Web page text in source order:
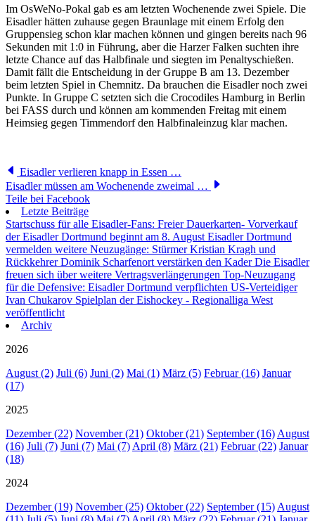
Im OsWeNo-Pokal gab es am letzten Wochenende zwei Spiele. Die
Eisadler hätten zuhause gegen Braunlage mit einem Erfolg den
Gruppensieg schon klar machen können und gingen bereits nach 96
Sekunden mit 1:0 in Führung, aber die Harzer Falken suchten ihre
letzte Chance auf das Halbfinale und siegten im Penaltyschießen.
Damit fällt die Entscheidung in der Gruppe B am 13. Dezember
beim letzten Spiel in Chemnitz. Da brauchen die Eisadler noch zwei
Punkte. In Gruppe C setzten sich die Crocodiles Hamburg in Berlin
bei FASS durch und können am kommenden Freitag mit einem
Heimsieg gegen Timmendorf den Halbfinaleinzug klar machen.
Eisadler verlieren knapp in Essen …
Eisadler müssen am Wochenende zweimal …
Teile bei Facebook
Letzte Beiträge
Startschuss für alle Eisadler-Fans: Freier Dauerkarten- Vorverkauf
der Eisadler Dortmund beginnt am 8. August Eisadler Dortmund
vermelden weitere Neuzugänge: Stürmer Kristian Kragh und
Rückkehrer Dominik Scharfenort verstärken den KaderDie Eisadler
freuen sich über weitere Vertragsverlängerungen Top-Neuzugang
für die Defensive: Eisadler Dortmund verpflichten US-Verteidiger
Ivan Chukarov Spielplan der Eishockey - Regionalliga West
veröffentlicht
Archiv
2026
August (2) Juli (6) Juni (2) Mai (1) März (5) Februar (16) Januar
(17)
2025
Dezember (22) November (21) Oktober (21) September (16) August
(16) Juli (7) Juni (7) Mai (7) April (8) März (21) Februar (22) Januar
(18)
2024
Dezember (19) November (25) Oktober (22) September (15) August